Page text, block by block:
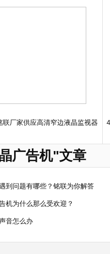
厂家供应高清窄边液晶监视器
广告机"文章
到问题有哪些？铭联为你解答
机为什么那么受欢迎？
音怎么办